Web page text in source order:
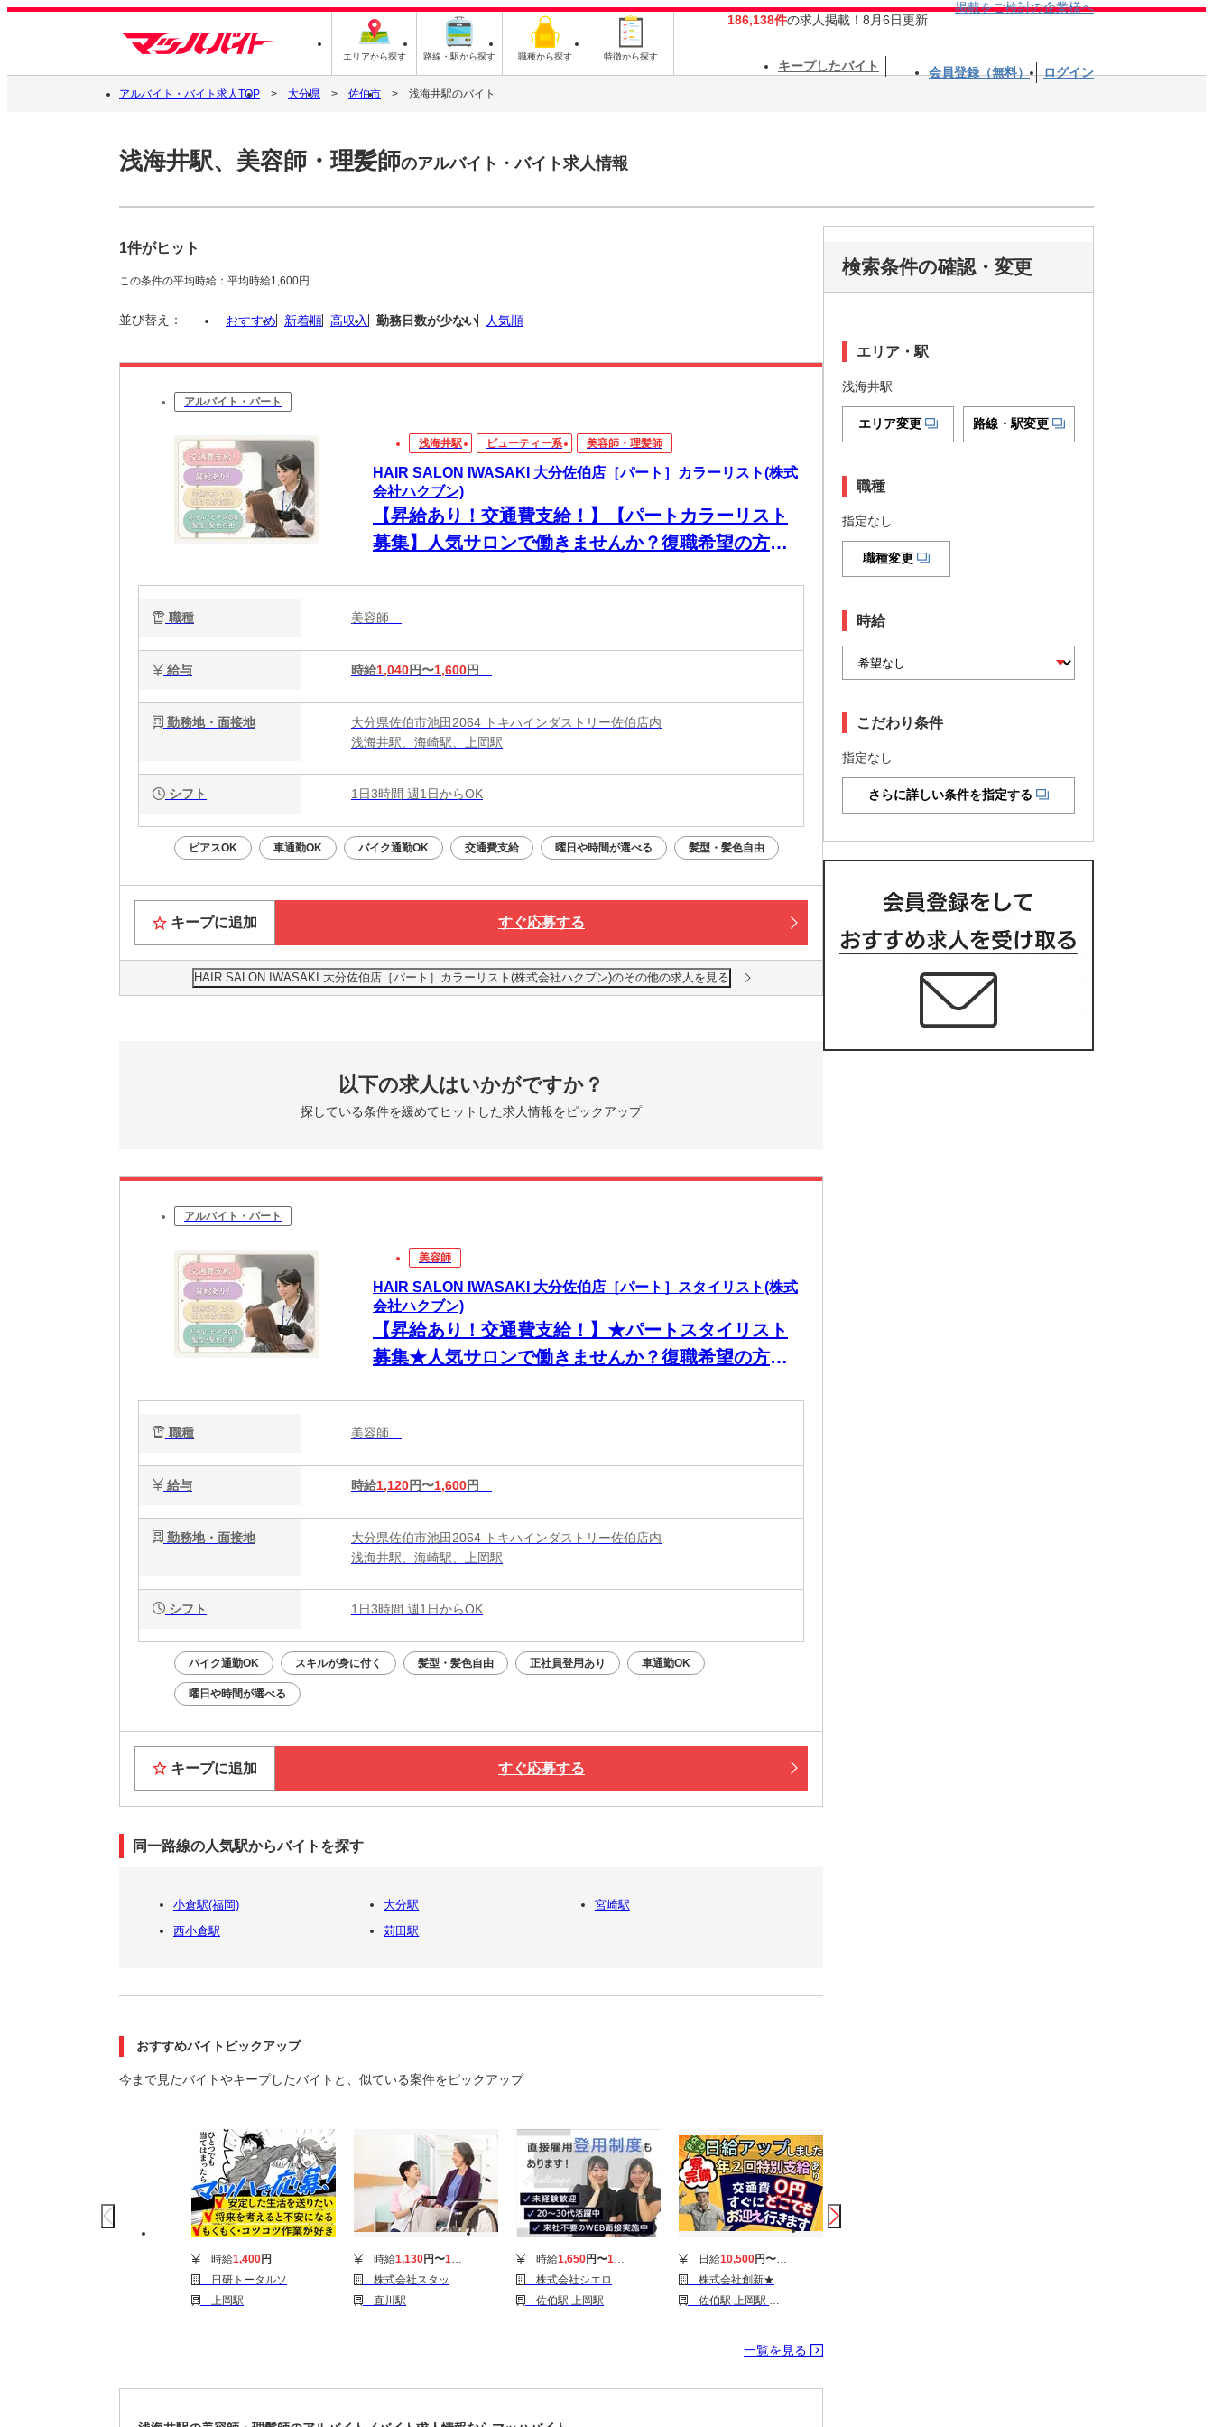
エリアから探す 路線・駅から探す 職種から探す 特徴から探す
186,138件の求人掲載！8月6日更新
掲載をご検討の企業様へ
キープしたバイト 会員登録（無料） ログイン
アルバイト・バイト求人TOP 大分県 佐伯市 浅海井駅のバイト
浅海井駅、美容師・理髪師のアルバイト・バイト求人情報
1件がヒット
この条件の平均時給：平均時給1,600円
並び替え： おすすめ 新着順 高収入 勤務日数が少ない 人気順
アルバイト・パート
浅海井駅 ビューティー系 美容師・理髪師
HAIR SALON IWASAKI 大分佐伯店［パート］カラーリスト(株式
会社ハクブン)
【昇給あり！交通費支給！】【パートカラーリスト
募集】人気サロンで働きませんか？復職希望の方大
職種 美容師
給与 時給1,040円〜1,600円
勤務地・面接地
大分県佐伯市池田2064 トキハインダストリー佐伯店内
浅海井駅、海崎駅、上岡駅
シフト 1日3時間 週1日からOK
ピアスOK 車通勤OK バイク通勤OK 交通費支給 曜日や時間が選べる 髪型・髪色自由
キープに追加 すぐ応募する
HAIR SALON IWASAKI 大分佐伯店［パート］カラーリスト(株式会社ハクブン)のその他の求人を見る
以下の求人はいかがですか？
探している条件を緩めてヒットした求人情報をピックアップ
アルバイト・パート
美容師
HAIR SALON IWASAKI 大分佐伯店［パート］スタイリスト(株式
会社ハクブン)
【昇給あり！交通費支給！】★パートスタイリスト
募集★人気サロンで働きませんか？復職希望の方大
職種 美容師
給与 時給1,120円〜1,600円
勤務地・面接地
大分県佐伯市池田2064 トキハインダストリー佐伯店内
浅海井駅、海崎駅、上岡駅
シフト 1日3時間 週1日からOK
バイク通勤OK スキルが身に付く 髪型・髪色自由 正社員登用あり 車通勤OK
曜日や時間が選べる
キープに追加 すぐ応募する
同一路線の人気駅からバイトを探す
小倉駅(福岡) 大分駅
宮崎駅
西小倉駅
苅田駅
おすすめバイトピックアップ
今まで見たバイトやキープしたバイトと、似ている案件をピックアップ
時給1,400円
日研トータルソーシング株式会社 本社(お仕事No.10A517)
上岡駅
時給1,130円〜1,200
株式会社スタッフサービス/H10396224
直川駅
時給1,650円〜1,850
株式会社シエロ_大分県【携帯キャ】楽天モバイルトキハインダストリー佐伯店/AF5
佐伯駅 上岡駅
日給10,500円〜12,500
株式会社創新★大分県内どこでもお迎えいきます★
佐伯駅 上岡駅 海崎駅
一覧を見る
検索条件の確認・変更
エリア・駅
浅海井駅
エリア変更 路線・駅変更
職種
指定なし
職種変更
時給
こだわり条件
指定なし
さらに詳しい条件を指定する